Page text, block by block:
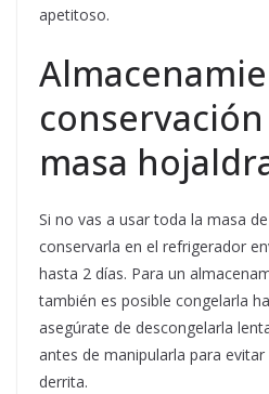
apetitoso.
masa
Si no vas a usar toda la masa
conservarla en el refrigerador
hasta 2 días. Para un
también es posible congelarla
asegúrate de descongelarla
antes de manipularla para
derrita.